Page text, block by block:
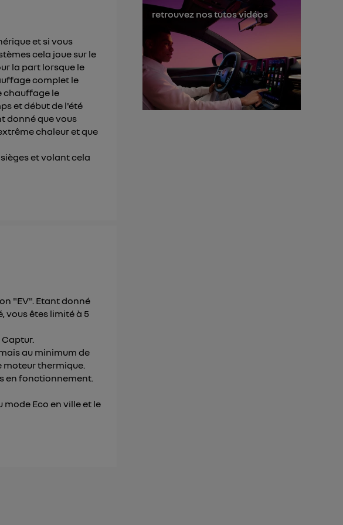
et si vous
cela joue sur le
la part lorsque le
complet le
chauffage le
et début de l'été
donné que vous
chaleur et que
et volant cela
"EV". Etant donné
vous êtes limité à 5
au minimum de
moteur thermique.
en fonctionnement.
Eco en ville et le
retrouvez nos tutos vidéos